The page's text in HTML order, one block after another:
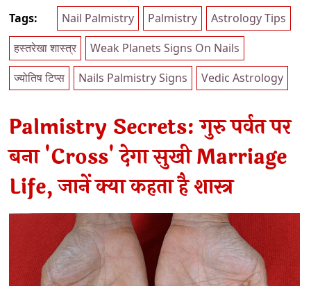
Tags: Nail Palmistry Palmistry
Astrology Tips
हस्तरेखा शास्त्र
Weak Planets Signs On Nails
ज्योतिष टिप्स
Nails Palmistry Signs Vedic Astrology
Palmistry Secrets: गुरु पर्वत पर
बना 'Cross' देगा सुखी Marriage
Life, जानें क्या कहता है शास्त्र